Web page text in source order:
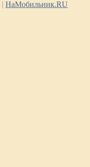
| НаМобильник.RU